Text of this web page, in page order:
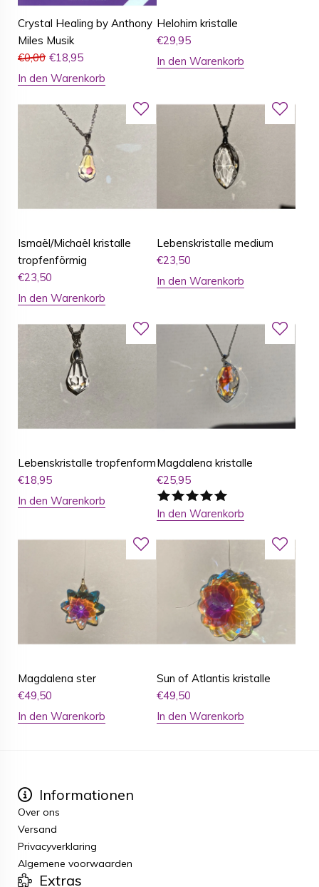
Crystal Healing by Anthony
Miles Musik
€0,00 €18,95
In den Warenkorb
Helohim kristalle
€29,95
In den Warenkorb
Ismaël/Michaël kristalle
tropfenförmig
€23,50
In den Warenkorb
Lebenskristalle medium
€23,50
In den Warenkorb
Lebenskristalle tropfenform
€18,95
In den Warenkorb
Magdalena kristalle
€25,95
In den Warenkorb
Magdalena ster
€49,50
In den Warenkorb
Sun of Atlantis kristalle
€49,50
In den Warenkorb
Informationen
Over ons
Versand
Privacyverklaring
Algemene voorwaarden
Extras